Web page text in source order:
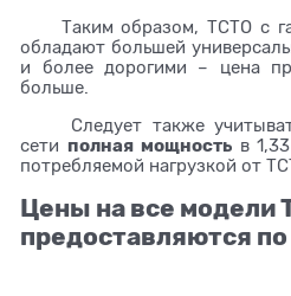
Таким образом, ТСТО с
обладают большей
и более дорогими – цена
больше.
Следует также
сетиполная мощностьв
потребляемой нагрузкой от
Цены на все модели
предоставляются по